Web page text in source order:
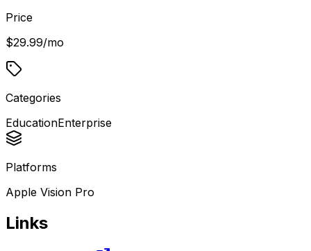
Price
$29.99/mo
Categories
EducationEnterprise
Platforms
Apple Vision Pro
Links